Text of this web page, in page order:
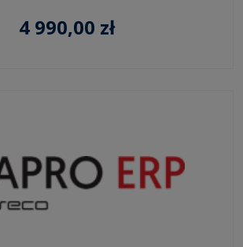
4 990,00 zł